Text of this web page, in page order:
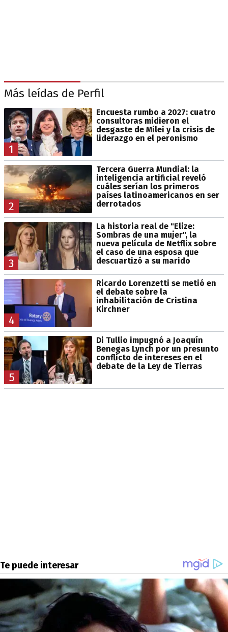
Más leídas de Perfil
1
Encuesta rumbo a 2027: cuatro
consultoras midieron el
desgaste de Milei y la crisis de
liderazgo en el peronismo
2
Tercera Guerra Mundial: la
inteligencia artificial reveló
cuáles serían los primeros
países latinoamericanos en ser
derrotados
3
La historia real de "Elize:
Sombras de una mujer", la
nueva película de Netflix sobre
el caso de una esposa que
descuartizó a su marido
4
Ricardo Lorenzetti se metió en
el debate sobre la
inhabilitación de Cristina
Kirchner
5
Di Tullio impugnó a Joaquín
Benegas Lynch por un presunto
conflicto de intereses en el
debate de la Ley de Tierras